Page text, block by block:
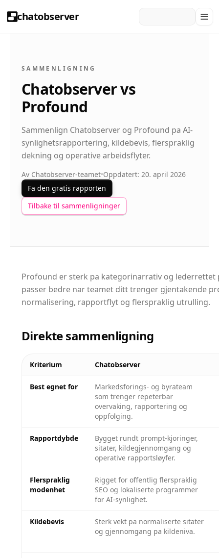
chatobserver
SAMMENLIGNING
Chatobserver vs
Profound
Sammenlign Chatobserver og Profound pa AI-
synlighetsrapportering, kildebevis, flerspraklig
dekning og operative arbeidsflyter.
Av Chatobserver-teamet•Oppdatert: 20. april 2026
Fa den gratis rapporten
Tilbake til sammenligninger
Profound er sterk pa kategorinarrativ og lederrettet
passer bedre nar teamet ditt trenger gjentakende
normalisering, rapportflyt og flerspraklig utrulling.
Direkte sammenligning
Kriterium Chatobserver
Best egnet for
Markedsforings- og byrateam
som trenger repeterbar
overvaking, rapportering og
oppfolging.
Rapportdybde
Bygget rundt prompt-kjoringer,
sitater, kildegjennomgang og
operative rapportsløyfer.
Flerspraklig
modenhet
Rigget for offentlig flerspraklig
SEO og lokaliserte programmer
for AI-synlighet.
Kildebevis
Sterk vekt pa normaliserte sitater
og gjennomgang pa kildeniva.